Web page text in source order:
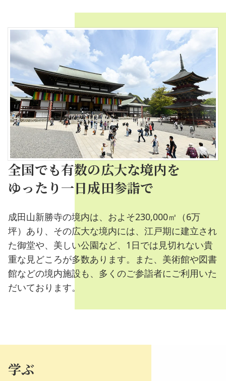
全国でも有数の広大な境内を
ゆったり一日成田参詣で
成田山新勝寺の境内は、およそ230,000㎡（6万
坪）あり、その広大な境内には、江戸期に建立され
た御堂や、美しい公園など、1日では見切れない貴
重な見どころが多数あります。また、美術館や図書
館などの境内施設も、多くのご参詣者にご利用いた
だいております。
学ぶ